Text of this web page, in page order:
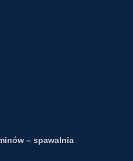
– spawalnia